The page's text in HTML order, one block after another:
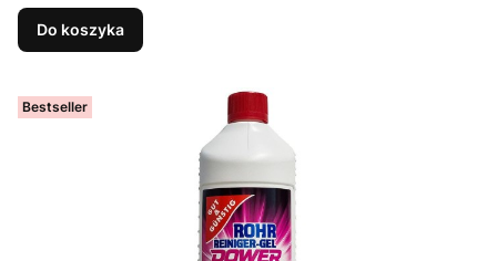
Do koszyka
Bestseller